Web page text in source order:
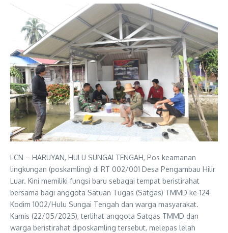
LCN – HARUYAN, HULU SUNGAI TENGAH, Pos keamanan
lingkungan (poskamling) di RT 002/001 Desa Pengambau Hilir
Luar. Kini memiliki fungsi baru sebagai tempat beristirahat
bersama bagi anggota Satuan Tugas (Satgas) TMMD ke-124
Kodim 1002/Hulu Sungai Tengah dan warga masyarakat.
Kamis (22/05/2025), terlihat anggota Satgas TMMD dan
warga beristirahat diposkamling tersebut, melepas lelah